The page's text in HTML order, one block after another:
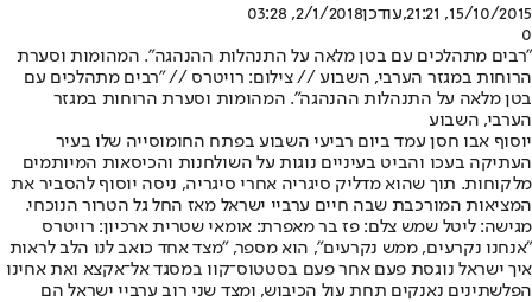
15/10/2015, 21:21
,עודכן2/1/2018, 03:28
0
"רבים מתהלכים עם בטן מלאה על התנהלות ההנהגה". המהומות וסערת
הרוחות במגזר הערבי, השבוע // צילום: רויטרס // "רבים מתהלכים עם
בטן מלאה על התנהלות ההנהגה". המהומות וסערת הרוחות במגזר
הערבי, השבוע
יוסוף אבו חסן עמד ביום רביעי השבוע בפתח החומוסייה שלו בעיר
העתיקה בעכו והביט בעיניים נוגות על השולחנות והכיסאות המיותמים
מלקוחות. תוך שהוא מדליק סיגריה אחרי סיגריה, ניסה יוסוף להסביר את
המציאות המורכבת שבה חיים ערביי ישראל מאז החל גל הטרור הנוכחי.
מגישה: ליטל שמש צלם: פז בר מאפרת: אומאי שטרית ארכיון: רויטרס
"אנחנו נקרעים, ממש נקרעים", הוא מספר, "מצד אחד כואב לנו הלב לראות
איך ישראל נוגסת פעם אחר פעם בסטטוס־קוו במסגד אל־אקצא ואת אחינו
הפלשתינים נאנקים תחת עול הכיבוש, ומצד שני רוב ערביי ישראל הם